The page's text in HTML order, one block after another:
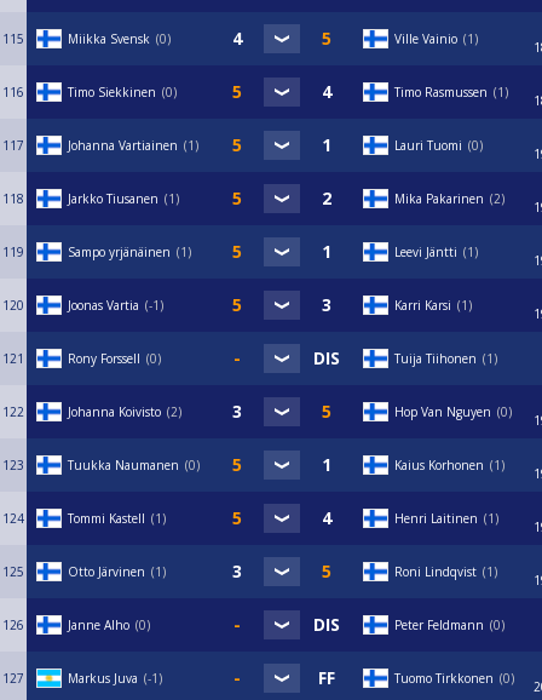
115 Miikka Svensk 0 Ville Vainio 1
116 Timo Siekkinen 0 Timo Rasmussen 1
117 Johanna Vartiainen 1 Lauri Tuomi 0
118 Jarkko Tiusanen 1 Mika Pakarinen 2
119 Sampo yrjänäinen 1 Leevi Jäntti 1
120 Joonas Vartia -1 Karri Karsi 1
121 Rony Forssell 0 Tuija Tiihonen 1
122 Johanna Koivisto 2 Hop Van Nguyen 0
123 Tuukka Naumanen 0 Kaius Korhonen 1
124 Tommi Kastell 1 Henri Laitinen 1
125 Otto Järvinen 1 Roni Lindqvist 1
126 Janne Alho 0 Peter Feldmann 0
127 Markus Juva -1 Tuomo Tirkkonen 0